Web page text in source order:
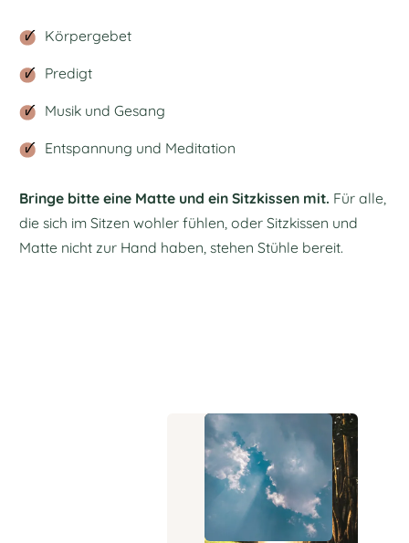
Körpergebet
Predigt
Musik und Gesang
Entspannung und Meditation
Bringe bitte eine Matte und ein Sitzkissen mit. Für alle,
die sich im Sitzen wohler fühlen, oder Sitzkissen und
Matte nicht zur Hand haben, stehen Stühle bereit.